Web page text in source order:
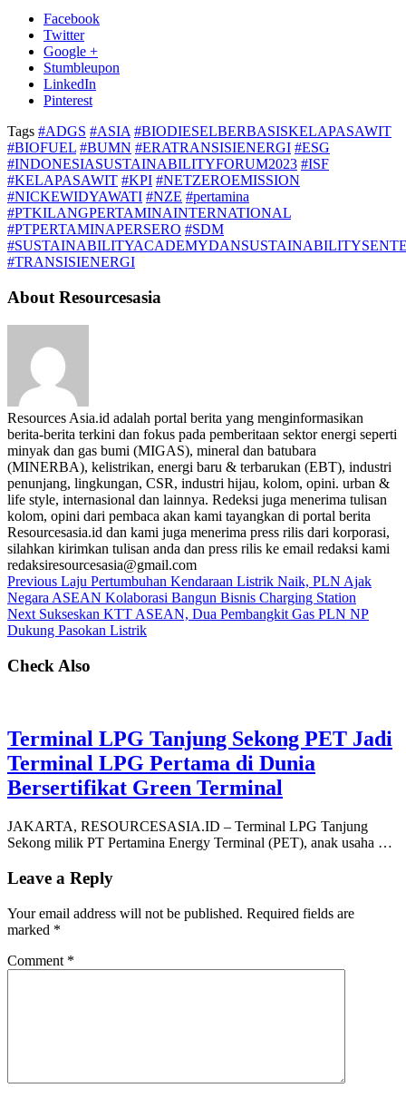
Facebook
Twitter
Google +
Stumbleupon
LinkedIn
Pinterest
Tags #ADGS #ASIA #BIODIESELBERBASISKELAPASAWIT
#BIOFUEL #BUMN #ERATRANSISIENERGI #ESG
#INDONESIASUSTAINABILITYFORUM2023 #ISF
#KELAPASAWIT #KPI #NETZEROEMISSION
#NICKEWIDYAWATI #NZE #pertamina
#PTKILANGPERTAMINAINTERNATIONAL
#PTPERTAMINAPERSERO #SDM
#TRANSISIENERGI
About Resourcesasia
Resources Asia.id adalah portal berita yang menginformasikan
berita-berita terkini dan fokus pada pemberitaan sektor energi seperti
minyak dan gas bumi (MIGAS), mineral dan batubara
(MINERBA), kelistrikan, energi baru & terbarukan (EBT), industri
penunjang, lingkungan, CSR, industri hijau, kolom, opini. urban &
life style, internasional dan lainnya. Redeksi juga menerima tulisan
kolom, opini dari pembaca akan kami tayangkan di portal berita
Resourcesasia.id dan kami juga menerima press rilis dari korporasi,
silahkan kirimkan tulisan anda dan press rilis ke email redaksi kami
redaksiresourcesasia@gmail.com
Previous Laju Pertumbuhan Kendaraan Listrik Naik, PLN Ajak
Negara ASEAN Kolaborasi Bangun Bisnis Charging Station
Next Sukseskan KTT ASEAN, Dua Pembangkit Gas PLN NP
Dukung Pasokan Listrik
Check Also
Terminal LPG Tanjung Sekong PET Jadi
Terminal LPG Pertama di Dunia
Bersertifikat Green Terminal
JAKARTA, RESOURCESASIA.ID – Terminal LPG Tanjung
Sekong milik PT Pertamina Energy Terminal (PET), anak usaha …
Leave a Reply
Your email address will not be published. Required fields are
marked *
Comment *